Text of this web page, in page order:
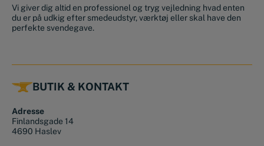
Vi giver dig altid en professionel og tryg vejledning hvad enten
du er på udkig efter smedeudstyr, værktøj eller skal have den
perfekte svendegave.
BUTIK & KONTAKT
Adresse
Finlandsgade 14
4690 Haslev